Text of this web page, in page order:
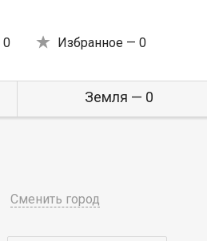
0 Избранное — 0
Земля — 0
Сменить город